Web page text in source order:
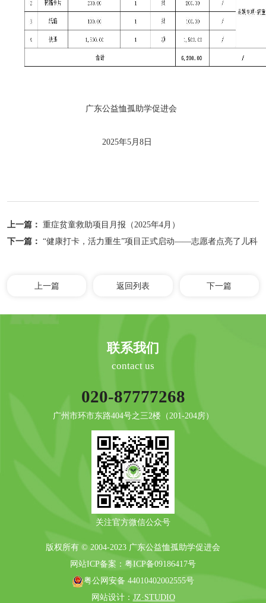
广东公益恤孤助学促进会
2025年5月8日
上一篇： 重症贫童救助项目月报（2025年4月）
下一篇： “健康打卡，活力重生”项目正式启动——志愿者点亮了儿科
上一篇 返回列表 下一篇
联系我们
contact us
020-87777268
广州市环市东路404号之三2楼（201-204房）
关注官方微信公众号
版权所有 © 2004-2023 广东公益恤孤助学促进会
网站ICP备案： 粤ICP备09186417号
粤公网安备 44010402002555号
网站设计： JZ·STUDIO